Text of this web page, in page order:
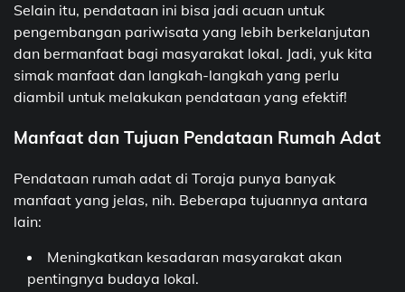
Selain itu, pendataan ini bisa jadi acuan untuk
pengembangan pariwisata yang lebih berkelanjutan
dan bermanfaat bagi masyarakat lokal. Jadi, yuk kita
simak manfaat dan langkah-langkah yang perlu
diambil untuk melakukan pendataan yang efektif!
Manfaat dan Tujuan Pendataan Rumah Adat
Pendataan rumah adat di Toraja punya banyak
manfaat yang jelas, nih. Beberapa tujuannya antara
lain:
Meningkatkan kesadaran masyarakat akan
pentingnya budaya lokal.